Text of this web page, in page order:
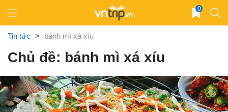
content
0
Tin tức > bánh mì xá xíu
Chủ đề: bánh mì xá xíu